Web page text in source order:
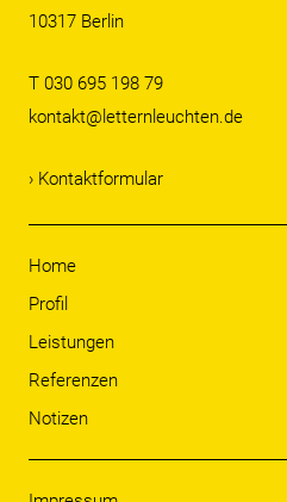
10317 Berlin
T 030 695 198 79
kontakt@letternleuchten.de
› Kontaktformular
Home
Profil
Leistungen
Referenzen
Notizen